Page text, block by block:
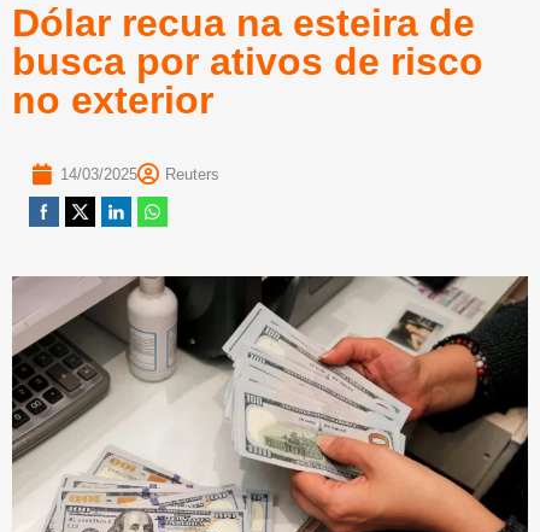
Dólar recua na esteira de
busca por ativos de risco
no exterior
14/03/2025 Reuters